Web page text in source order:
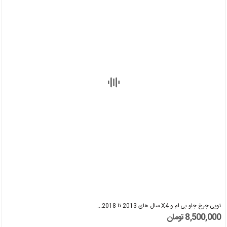
توپی چرخ جلو بی ام و X4 سال های 2013 تا 2018...
8,500,000 تومان